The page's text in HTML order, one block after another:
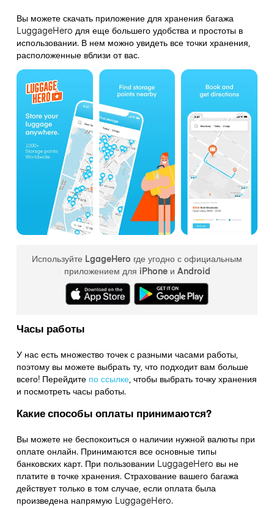
Вы можете скачать приложение для хранения багажа
LuggageHero для еще большего удобства и простоты в
использовании. В нем можно увидеть все точки хранения,
расположенные вблизи от вас.
Используйте LgageHero где угодно с официальным
приложением для iPhone и Android
Часы работы
У нас есть множество точек с разными часами работы,
поэтому вы можете выбрать ту, что подходит вам больше
всего! Перейдите по ссылке, чтобы выбрать точку хранения
и посмотреть часы работы.
Какие способы оплаты принимаются?
Вы можете не беспокоиться о наличии нужной валюты при
оплате онлайн. Принимаются все основные типы
банковских карт. При пользовании LuggageHero вы не
платите в точке хранения. Страхование вашего багажа
действует только в том случае, если оплата была
произведена напрямую LuggageHero.